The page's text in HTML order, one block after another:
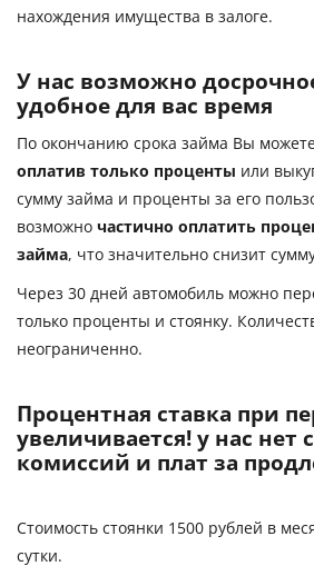
нахождения имущества в залоге.
У нас возможно
удобное для вас время
По окончанию срока займа Вы
оплатив только проценты или
сумму займа и проценты за его
возможно частично оплатить
займа, что значительно снизит
Через 30 дней автомобиль можно
только проценты и стоянку.
неограниченно.
Процентная ставка при
увеличивается! у нас нет
комиссий и плат за
Стоимость стоянки 1500 рублей в
сутки.